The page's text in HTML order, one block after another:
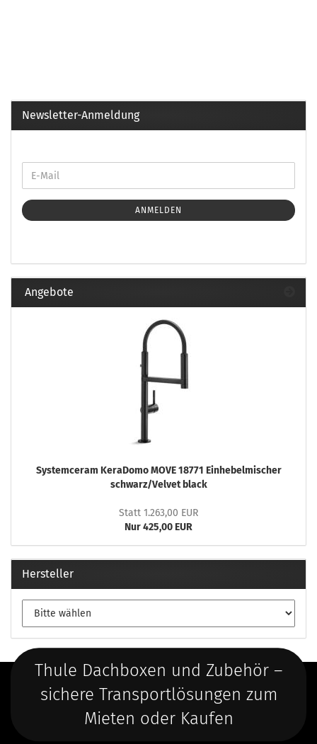
Newsletter-Anmeldung
ANMELDEN
Angebote
Systemceram KeraDomo MOVE 18771 Einhebelmischer
schwarz/Velvet black
Statt 1.263,00 EUR
Nur 425,00 EUR
Hersteller
Thule Dachboxen und Zubehör –
sichere Transportlösungen zum
Mieten oder Kaufen